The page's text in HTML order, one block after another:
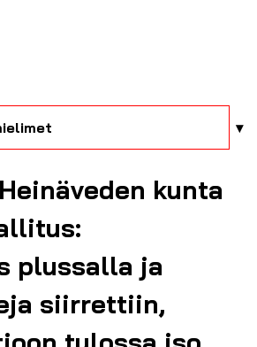
kunta
plussalla ja
siirrettiin,